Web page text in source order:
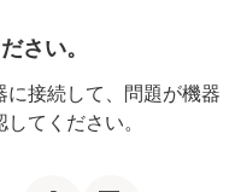
さい。
に接続して、問題が機器
てください。